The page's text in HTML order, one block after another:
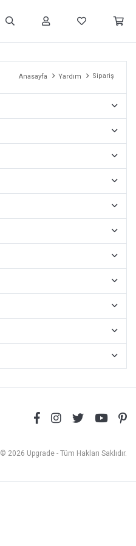
Anasayfa Yardım Sipariş
© 2026 Upgrade - Tüm Hakları Saklıdır.